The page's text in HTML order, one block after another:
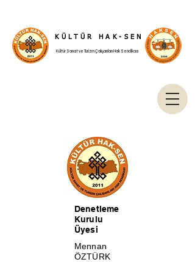
Kültür Sanat ve Turizm Çalışanları Hak Sendikası
KÜLTÜR HAK-SEN
Denetleme
Kurulu
Üyesi
Mennan
ÖZTÜRK